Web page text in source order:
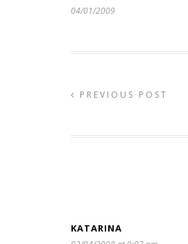
04/01/2009
PREVIOUS POST
KATARINA